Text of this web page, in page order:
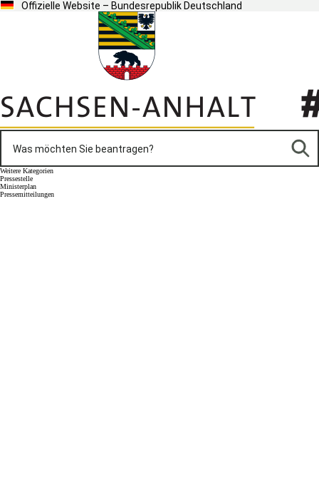
Offizielle Website – Bundesrepublik Deutschland
Weitere Kategorien
Pressestelle
Ministerplan
Pressemitteilungen